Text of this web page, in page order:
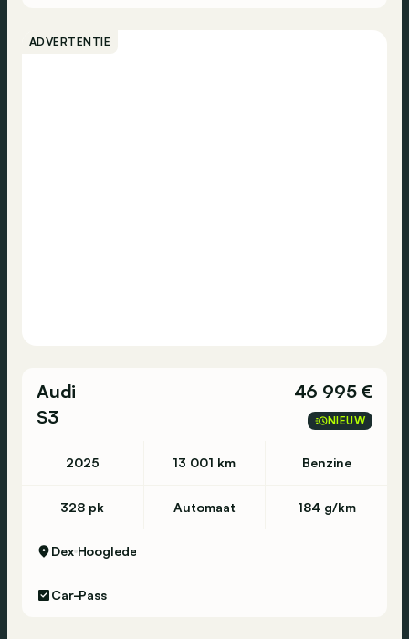
ADVERTENTIE
Audi
S3
46 995 €
NIEUW
2025 13 001 km Benzine
328 pk Automaat 184 g/km
Dex Hooglede
Car-Pass